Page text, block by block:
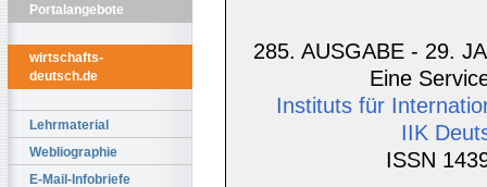
Portalangebote
wirtschafts-
deutsch.de
Lehrmaterial
Webliographie
E-Mail-Infobriefe
285. AUSGABE - 29.
Eine
Instituts für
IIK
ISSN